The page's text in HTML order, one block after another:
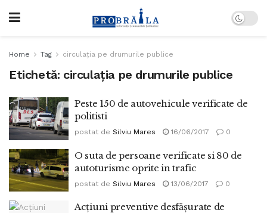
Home Tag circulaţia pe drumurile publice
Etichetă: circulaţia pe drumurile publice
Peste 150 de autovehicule verificate de
politisti
postat de Silviu Mares 16/06/2017 0
O suta de persoane verificate si 80 de
autoturisme oprite in trafic
postat de Silviu Mares 13/06/2017 0
Acţiuni preventive desfăşurate de